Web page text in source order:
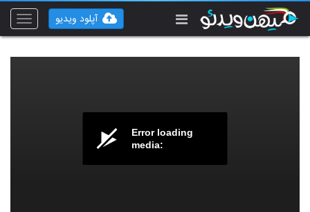
Toggle
آپلود ویدیو
Error loading
media: